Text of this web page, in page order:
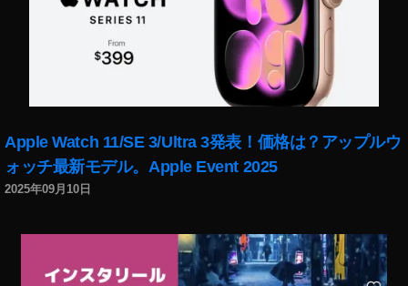
Apple Watch 11/SE 3/Ultra 3発表！価格は？アップルウ
ォッチ最新モデル。Apple Event 2025
2025年09月10日